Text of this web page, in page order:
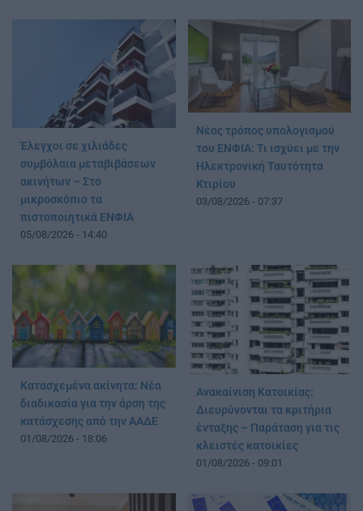
Έλεγχοι σε χιλιάδες
συμβόλαια μεταβιβάσεων
ακινήτων – Στο
μικροσκόπιο τα
πιστοποιητικά ΕΝΦΙΑ
05/08/2026 - 14:40
Νέος τρόπος υπολογισμού
του ΕΝΦΙΑ: Τι ισχύει με την
Ηλεκτρονική Ταυτότητα
Κτιρίου
03/08/2026 - 07:37
Κατασχεμένα ακίνητα: Νέα
διαδικασία για την άρση της
κατάσχεσης από την ΑΑΔΕ
01/08/2026 - 18:06
Ανακαίνιση Κατοικίας:
Διευρύνονται τα κριτήρια
ένταξης – Παράταση για τις
κλειστές κατοικίες
01/08/2026 - 09:01